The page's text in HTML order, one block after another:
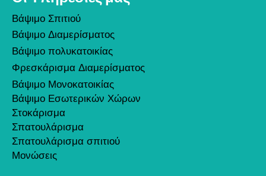
Βάψιμο Σπιτιού
Βάψιμο Διαμερίσματος
Βάψιμο πολυκατοικίας
Φρεσκάρισμα Διαμερίσματος
Βάψιμο Μονοκατοικίας
Βάψιμο Εσωτερικών Χώρων
Στοκάρισμα
Σπατουλάρισμα
Σπατουλάρισμα σπιτιού
Μονώσεις